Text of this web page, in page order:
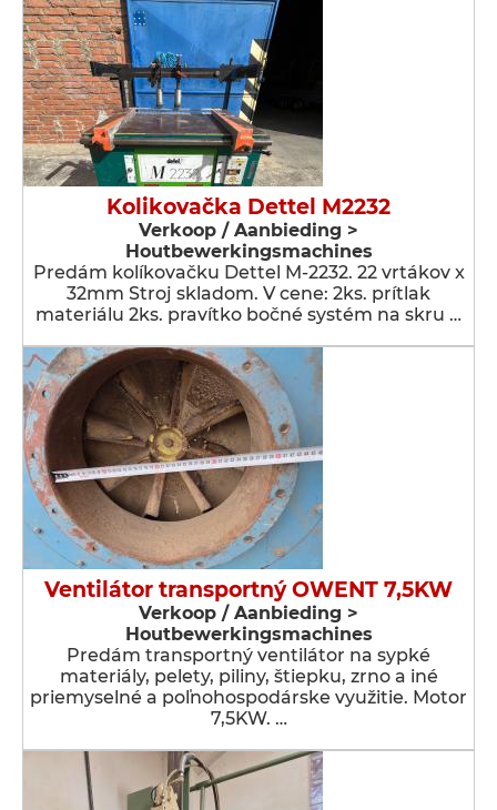
Kolikovačka Dettel M2232
Verkoop / Aanbieding >
Houtbewerkingsmachines
Predám kolíkovačku Dettel M-2232. 22 vrtákov x
32mm Stroj skladom. V cene: 2ks. prítlak
materiálu 2ks. pravítko bočné systém na skru …
Ventilátor transportný OWENT 7,5KW
Verkoop / Aanbieding >
Houtbewerkingsmachines
Predám transportný ventilátor na sypké
materiály, pelety, piliny, štiepku, zrno a iné
priemyselné a poľnohospodárske využitie. Motor
7,5KW. …